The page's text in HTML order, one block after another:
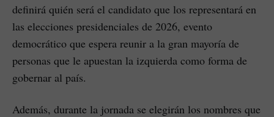
definirá quién será el candidato que los representará en
las elecciones presidenciales de 2026, evento
democrático que espera reunir a la gran mayoría de
personas que le apuestan la izquierda como forma de
gobernar al país.
Además, durante la jornada se elegirán los nombres que